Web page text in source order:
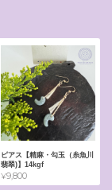
ピアス【精麻・勾玉（糸魚川
翡翠)】14kgf
¥9,800